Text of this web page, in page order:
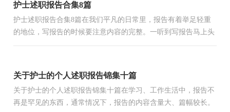
护士述职报告合集8篇
护士述职报告合集8篇在我们平凡的日常里，报告有着举足轻重
的地位，写报告的时候要注意内容的完整。一听到写报告马上头
关于护士的个人述职报告锦集十篇
关于护士的个人述职报告锦集十篇在学习、工作生活中，报告不
再是罕见的东西，通常情况下，报告的内容含量大、篇幅较长。